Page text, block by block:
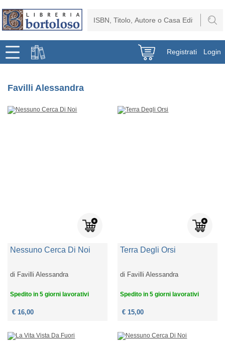
Registrati Login
Favilli Alessandra
Nessuno Cerca Di Noi
di Favilli Alessandra
Spedito in 5 giorni lavorativi
€ 16,00
Terra Degli Orsi
di Favilli Alessandra
Spedito in 5 giorni lavorativi
€ 15,00